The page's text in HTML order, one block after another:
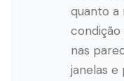
quanto a
condição
nas
janelas